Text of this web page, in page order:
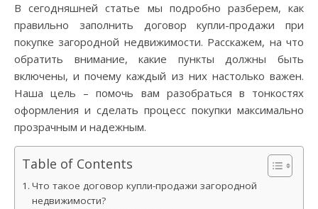
В сегодняшней статье мы подробно разберем, как
правильно заполнить договор купли-продажи при
покупке загородной недвижимости. Расскажем, на что
обратить внимание, какие пункты должны быть
включены, и почему каждый из них настолько важен.
Наша цель – помочь вам разобраться в тонкостях
оформления и сделать процесс покупки максимально
прозрачным и надежным.
Table of Contents
Что такое договор купли-продажи загородной
недвижимости?